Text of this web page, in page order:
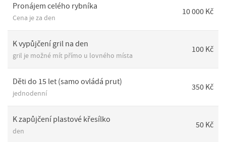
Pronájem celého rybníka
Cena je za den
10 000 Kč
K vypůjčení gril na den
gril je možné mít přímo u lovného místa
100 Kč
Děti do 15 let (samo ovládá prut)
jednodenní
350 Kč
K zapůjčení plastové křesílko
den
50 Kč